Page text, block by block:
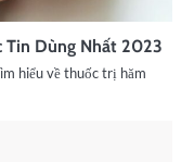
Tin Dùng Nhất 2023
hiểu về thuốc trị hăm